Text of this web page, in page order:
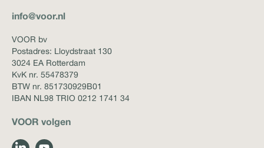
info@voor.nl
VOOR bv
Postadres: Lloydstraat 130
3024 EA Rotterdam
KvK nr. 55478379
BTW nr. 851730929B01
IBAN NL98 TRIO 0212 1741 34
VOOR volgen